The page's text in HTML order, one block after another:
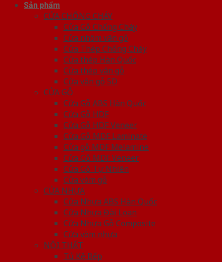
Sản phẩm
CỬA CHỐNG CHÁY
Cửa Gỗ Chống Cháy
Cửa nhôm vân gỗ
Cửa Thép Chống Cháy
Cửa thép Hàn Quốc
Cửa thép vân gỗ
Cửa vân gỗ 5D
CỬA GỖ
Cửa Gỗ ABS Hàn Quốc
Cửa Gỗ HDF
Cửa Gỗ HDF Veneer
Cửa Gỗ MDF Laminate
Cửa gỗ MDF Melamine
Cửa Gỗ MDF Veneer
Cửa Gỗ Tự Nhiên
Cửa vòm gỗ
CỬA NHỰA
Cửa Nhựa ABS Hàn Quốc
Cửa Nhựa Đài Loan
Cửa Nhựa Gỗ Composite
Cửa vòm nhựa
NỘI THẤT
Tủ Kệ Bếp